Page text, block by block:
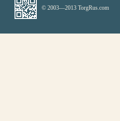
© 2003—2013 TorgRus.com